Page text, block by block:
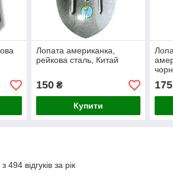
Лопата американка,
рейкова сталь, Китай
150₴
Купити
175
494 відгуків за рік